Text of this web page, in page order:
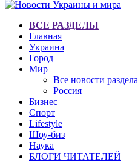
ВСЕ РАЗДЕЛЫ
Главная
Украина
Город
Мир
Все новости раздела
Россия
Бизнес
Спорт
Lifestyle
Шоу-биз
Наука
БЛОГИ ЧИТАТЕЛЕЙ